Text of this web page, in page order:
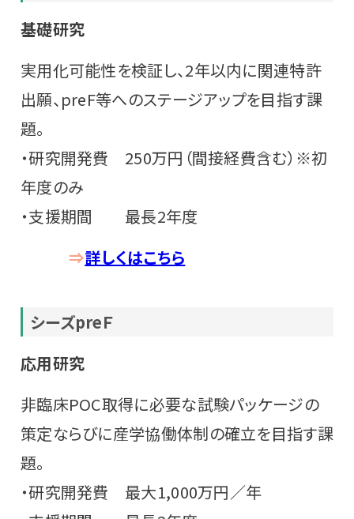
基礎研究
実用化可能性を検証し、2年以内に関連特許
出願、preF等へのステージアップを目指す課
題。
・研究開発費 250万円（間接経費含む）※初
年度のみ
・支援期間 最長2年度
⇒詳しくはこちら
シーズpreＦ
応用研究
非臨床POC取得に必要な試験パッケージの
策定ならびに産学協働体制の確立を目指す課
題。
・研究開発費 最大1,000万円／年